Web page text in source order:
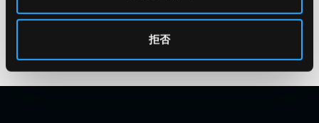
拒否
タグ一覧へ